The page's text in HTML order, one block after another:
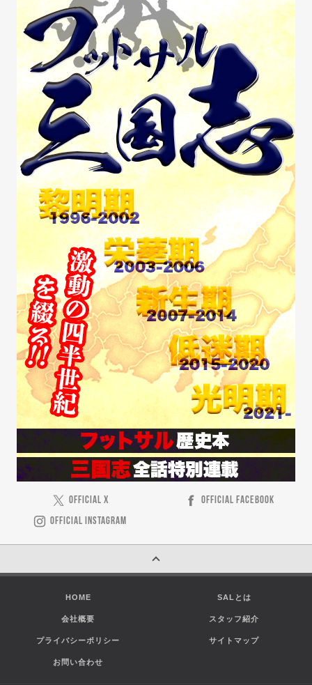
OFFICIAL X
OFFICIAL FACEBOOK
OFFICIAL INSTAGRAM
HOME SALとは
会社概要 スタッフ紹介
プライバシーポリシー サイトマップ
お問い合わせ